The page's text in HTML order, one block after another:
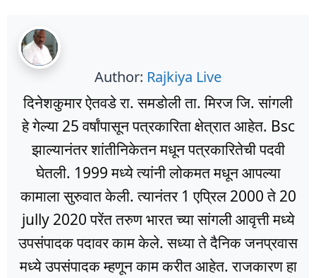
Author: Rajkiya Live
दिनेशकुमार ऐतवडे रा. समडोली ता. मिरज जि. सांगली
हे गेल्या 25 वर्षांपासून पत्रकारिता क्षेत्रात आहेत. Bsc
झाल्यानंतर शांतीनिकेतन मधून पत्रकारितेची पदवी
घेतली. 1999 मध्ये त्यांनी लोकमत मधून आपल्या
कामाला सुरुवात केली. त्यानंतर 1 एप्रिल 2000 ते 20
jully 2020 परेंत तरुण भारत च्या सांगली आवृत्ती मध्ये
उपसंपादक पदावर काम केले. सध्या ते दैनिक जनप्रवास
मध्ये उपसंपादक म्हणून काम करीत आहेत. राजकारण हा